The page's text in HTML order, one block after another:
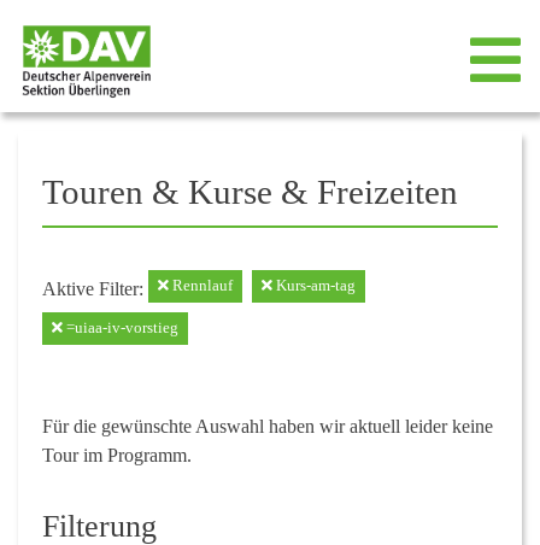
Touren & Kurse & Freizeiten
Aktive Filter: Rennlauf Kurs-am-tag
=uiaa-iv-vorstieg
Für die gewünschte Auswahl haben wir aktuell leider keine
Tour im Programm.
Filterung